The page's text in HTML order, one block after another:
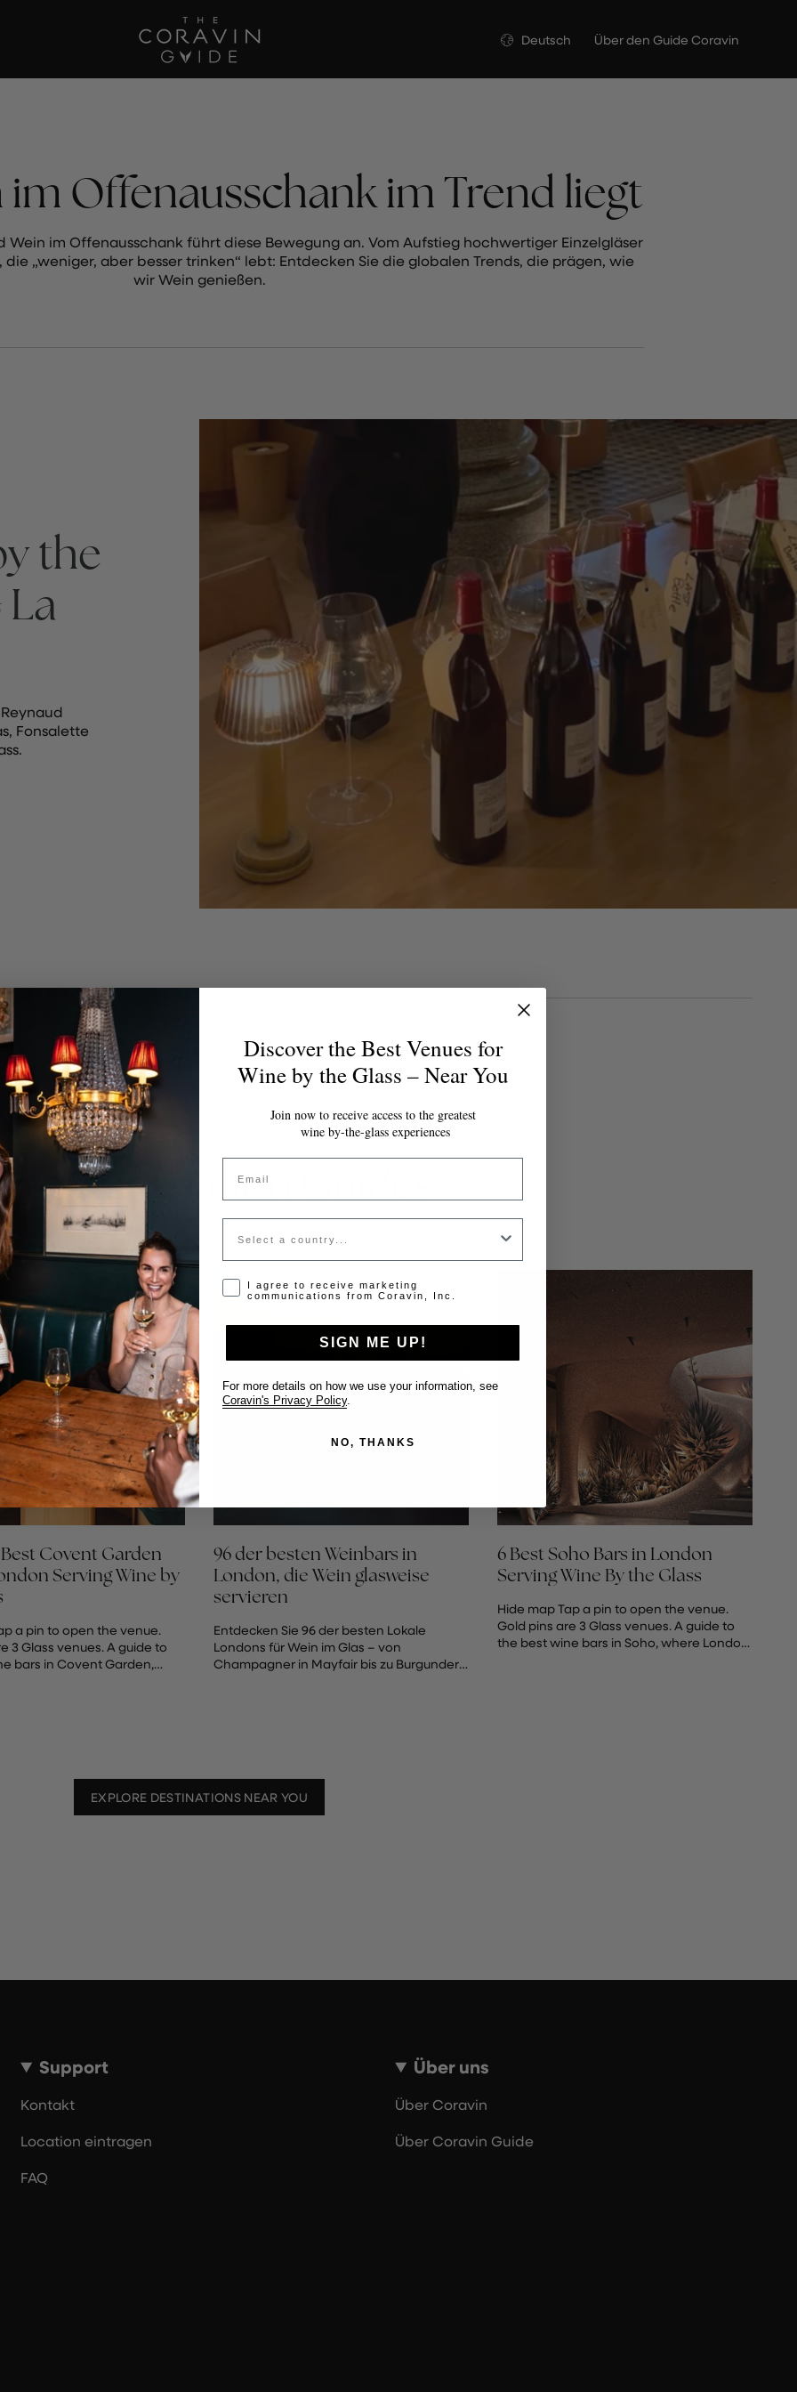
Sprache
Deutsch Über den Guide Coravin
im Offenausschank im Trend liegt
im Offenausschank führt diese Bewegung an. Vom Aufstieg hochwertiger Einzelgläser
„weniger, aber besser trinken“ lebt: Entdecken Sie die globalen Trends, die prägen, wie
wir Wein genießen.
the
Fonsalette
Destination Guides
Covent Garden
Serving Wine by
a pin to open the venue.
3 Glass venues. A guide to
bars in Covent Garden,
96 der besten Weinbars in
London, die Wein glasweise
servieren
Entdecken Sie 96 der besten Lokale
Londons für Wein im Glas – von
Champagner in Mayfair bis zu Burgunder
6 Best Soho Bars in London
Serving Wine By the Glass
Hide map Tap a pin to open the venue.
Gold pins are 3 Glass venues. A guide to
the best wine bars in Soho, where London
EXPLORE DESTINATIONS NEAR YOU
Support
Kontakt
Location eintragen
FAQ
Über uns
Über Coravin
Über Coravin Guide
Discover the Best Venues for
Wine by the Glass – Near You
Join now to receive access to the greatest
wine by-the-glass experiences
Email
Country
Opt-in disclaimer
I agree to receive marketing
communications from Coravin, Inc.
SIGN ME UP!
For more details on how we use your information, see
Coravin's Privacy Policy.
NO, THANKS